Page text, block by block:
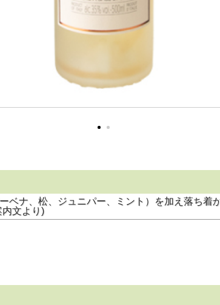
ベナ、松、ジュニパー、ミント）を加え落ち
文より)